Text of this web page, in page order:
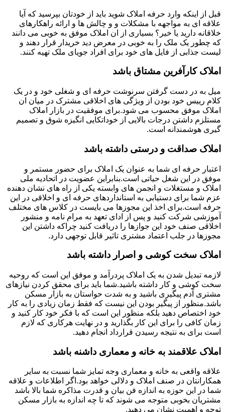
قبل از اینکه وارد حرفه املاک شوید باید از خودتان بپرسید که آیا
علاقه ای به مواجهه با مشکلات و و چالش ها و ارائه راهکارهای
خلاقانه دارید یا خیر؟ بسیاری از ان املاک موفق به خوبی می دانند
که چطور یک ملک را به خوبی در معرض دید خریدار قرار دهند و
لیست جذابی از فایل های خود برای افراد جویای ملک تهیه کنند.
املاک کارآفرین مشتاق باشد
میل به در دست گرفتن سرنوشت حرفه ای و شغلی خود و در یک
کلام رییس خود بودن از ویژگی های اخلاقی مشترک در میان ان
املاک موفق محسوب می شود.برای موفقیت در بازار املاک
مستلزم داشتن درجات بالایی از خوداتکایی انگیزه شوق و تصمیم
گیری هوشمندانه است.
املاک صداقت و درستی داشته باشد
اعتبار حرفه ای شما به عنوان یک املاک برای حضور مستمر و
موفق در این شغل حیاتی است.بنابراین عضویت در اتحادیه ملی
املاک و مستغلات و انجمن های وابسته یکی از راه های نشان دهنده
عزم شما برای دستیابی به استانداردهای حرفه ای و اخلاقی در این
حرفه است.برای اخذ این مجوزها می بایست در کلاس های مختلف
آموزشی شرکت کنید و پس از ادای تعهد به مرام نامه و منشور
اخلاقی صنف خود این جوازها را دریافت کنید چراکه داشتن این
مجوزها در جلب اعتماد مشتری تاثیر قابل توجهی دارد.
املاک سخت کوشی و اصرار داشته باشد
لازمه تبدیل شدن به یک املاک پردرآمد و موفق این است که روحیه
سخت کوشی و کار داشته باشید.شما باید برای محقق کردن نیازهای
مشتری آدم پیگیری باشید و به شدت حواستان به بازار مسکن
باشد.منظور از پیگیر بودن این نیست که فقط زمان زیادی را به کار
خود اختصاص دهید بلکه منظور این است که با فکر خود کار کنید و
زمان کافی را برای این کار بگذارید و در نهایت هرکاری که لازم
است برای به نتیجه رسیدن قرارداد انجام دهید.
املاک علاقمند به خانه و معماری داشنه باشد
علاقه واقعی به خانه و معماری وجه تمایز شما نسبت به سایر
همکارانتان در صنف املاک و دلالی خواهد بود.اگر اطلاعات و علاقه
شما در این حوزه به اندازه فن بیان و قدرت مذاکره شما بالا باشد
مشتریان بخوبی متوجه می شوند که تا چه اندازه به بازار مسکن
توجه و اهمیت نشان می دهید.